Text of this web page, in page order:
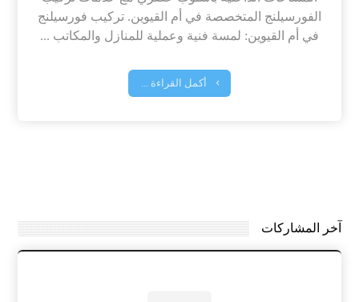
الفورسيلنج المتخصصة في أم القيوين. تركيب فورسيلنج
في أم القيوين: لمسة فنية وعملية للمنازل والمكاتب ...
أكمل القراءة ...
آخر المشاركات